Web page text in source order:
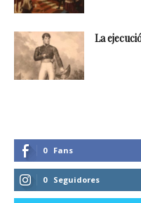
La
0 Fans
0 Seguidores